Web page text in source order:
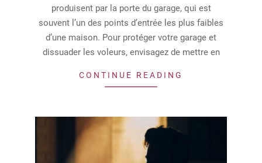
produisent par la porte du garage, qui est
souvent l’un des points d’entrée les plus faibles
d’une maison. Pour protéger votre garage et
dissuader les voleurs, envisagez de mettre en
CONTINUE READING